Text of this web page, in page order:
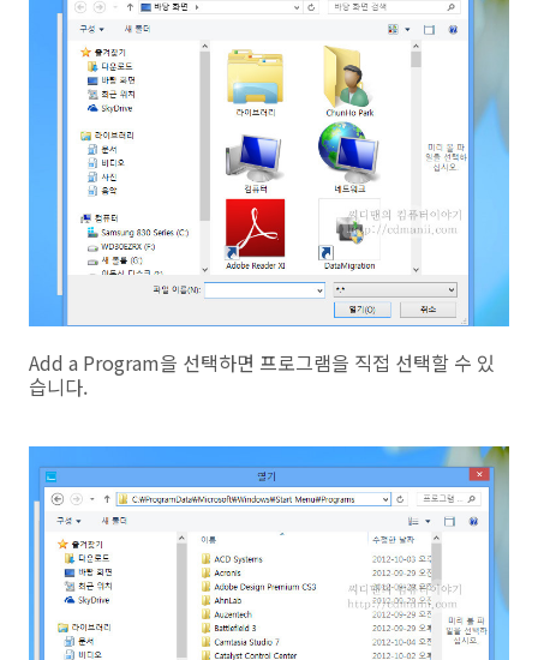
Add a Program을 선택하면 프로그램을 직접 선택할 수 있
습니다.